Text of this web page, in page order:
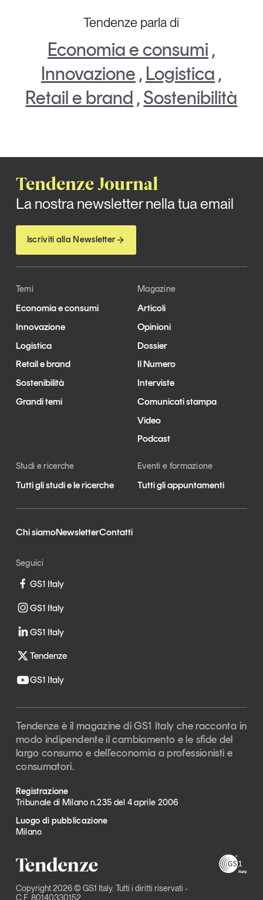
Tendenze parla di
Economia e consumi ,
Innovazione , Logistica ,
Retail e brand ,Sostenibilità
Tendenze Journal
La nostra newsletter nella tua email
Iscriviti alla Newsletter
Temi
Economia e consumi
Innovazione
Logistica
Retail e brand
Sostenibilità
Grandi temi
Magazine
Articoli
Opinioni
Dossier
Il Numero
Interviste
Comunicati stampa
Video
Podcast
Studi e ricerche
Tutti gli studi e le ricerche
Eventi e formazione
Tutti gli appuntamenti
Chi siamoNewsletterContatti
Seguici
GS1 Italy
GS1 Italy
GS1 Italy
Tendenze
GS1 Italy
Tendenze è il magazine di GS1 Italy che racconta in
modo indipendente il cambiamento e le sfide del
largo consumo e dell’economia a professionisti e
consumatori.
Registrazione
Tribunale di Milano n.235 del 4 aprile 2006
Luogo di pubblicazione
Milano
Copyright 2026 © GS1 Italy. Tutti i diritti riservati -
C.F. 80140330152